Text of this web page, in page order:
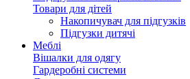
Товари для дітей
Накопичувач для підгузків
Підгузки дитячі
Меблі
Вішалки для одягу
Гардеробні системи